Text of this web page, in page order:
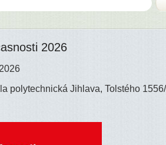
2026
polytechnická Jihlava, Tolstého